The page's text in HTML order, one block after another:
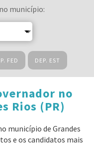
município:
FED DEP. EST
no
Rios (PR)
município de Grandes
e os candidatos mais